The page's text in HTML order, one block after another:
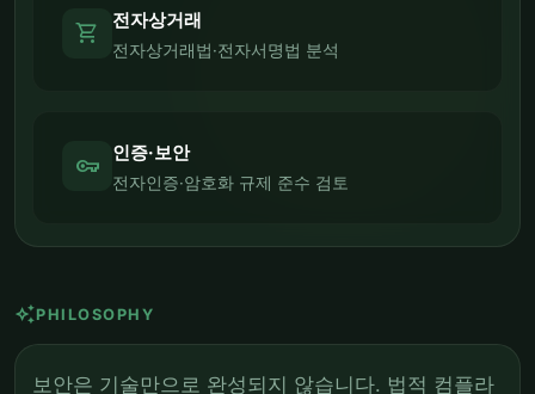
shopping_cart 전자상거래
전자상거래법·전자서명법 분석
vpn_key 인증·보안
전자인증·암호화 규제 준수 검토
auto_awesomePHILOSOPHY
보안은 기술만으로 완성되지 않습니다. 법적 컴플라